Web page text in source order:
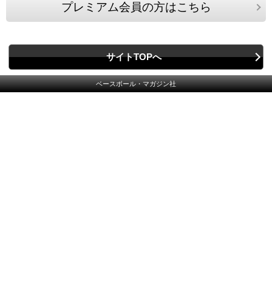
プレミアム会員の方はこちら
サイトTOPへ
ベースボール・マガジン社